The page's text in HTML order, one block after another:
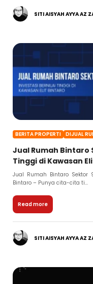
SITI AISYAH AYYA AZ
BERITA PROPERTI DIJUAL
Jual Rumah Bintaro
Tinggi di Kawasan
Jual Rumah Bintaro Sektor
Bintaro – Punya cita-cita ti...
Read more
SITI AISYAH AYYA AZ